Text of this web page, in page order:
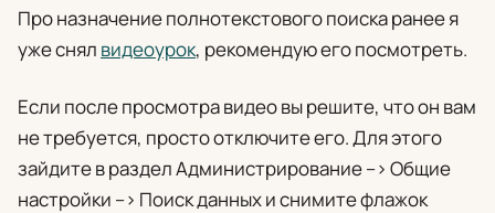
Про назначение полнотекстового поиска ранее я
уже снял видеоурок, рекомендую его посмотреть.
Если после просмотра видео вы решите, что он вам
не требуется, просто отключите его. Для этого
зайдите в разделАдминистрирование–> Общие
настройки –> Поиск данныхи снимите флажок